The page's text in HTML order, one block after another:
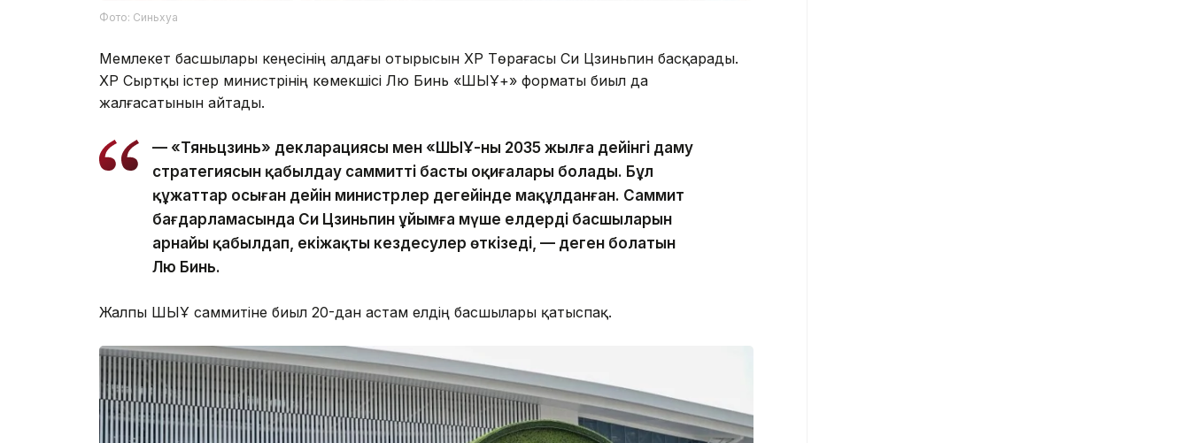
Фото: Синьхуа
Мемлекет басшылары кеңесінің алдағы отырысын ҚХР Төрағасы Си Цзиньпин басқарады.
ҚХР Сыртқы істер министрінің көмекшісі Лю Бинь «ШЫҰ+» форматы биыл да
жалғасатынын айтады.
— «Тяньцзинь» декларациясы мен «ШЫҰ-ның 2035 жылға дейінгі даму
стратегиясын қабылдау саммиттің басты оқиғалары болады. Бұл
құжаттар осыған дейін министрлер деңгейінде мақұлданған. Саммит
бағдарламасында Си Цзиньпин ұйымға мүше елдердің басшыларын
арнайы қабылдап, екіжақты кездесулер өткізеді, — деген болатын
Лю Бинь.
Жалпы ШЫҰ саммитіне биыл 20-дан астам елдің басшылары қатыспақ.